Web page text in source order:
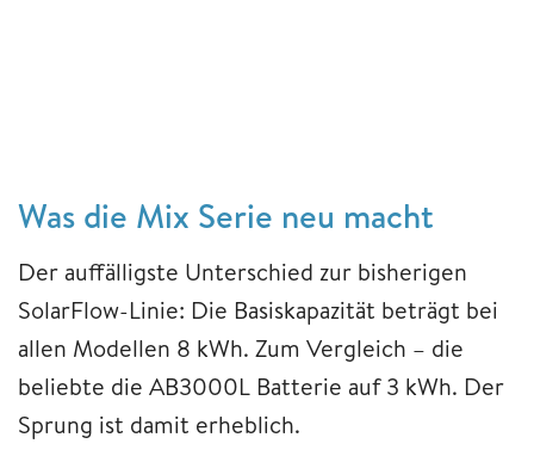
Was die Mix Serie neu macht
Der auffälligste Unterschied zur bisherigen
SolarFlow-Linie: Die Basiskapazität beträgt bei
allen Modellen 8 kWh. Zum Vergleich – die
beliebte die AB3000L Batterie auf 3 kWh. Der
Sprung ist damit erheblich.